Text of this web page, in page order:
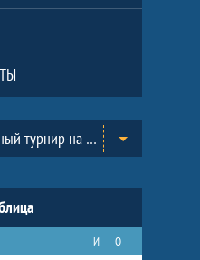
III Традиционный турнир на призы Всероссийского Клуба юных хоккеистов «Золотая шайба» им. А.В. Тарасова в г.Черноголовка. (2013-2014)
И О